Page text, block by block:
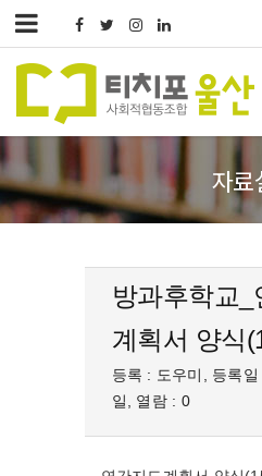
자료
방과후학교_
계획서 양식
등록 : 도우미, 등록
일, 열람 : 0